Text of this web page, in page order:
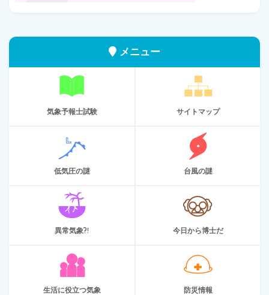
メニュー
気象予報士試験 サイトマップ
低気圧の謎 台風の謎
異常気象?! 今日から博士だ
生活に役立つ気象 防災情報